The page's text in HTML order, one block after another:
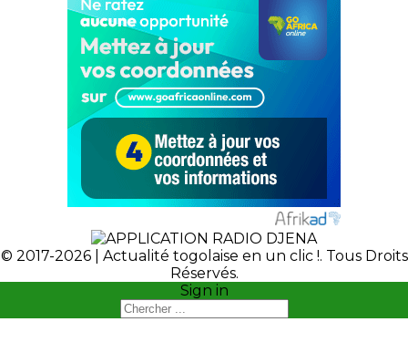
© 2017-2026 | Actualité togolaise en un clic !. Tous Droits
Réservés.
Sign in